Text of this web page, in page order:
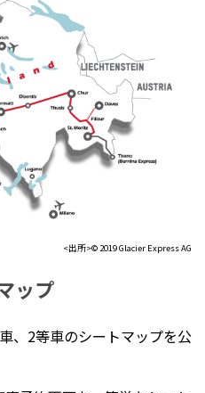
<出所>© 2019 Glacier Express AG
ップ
、2等車のシートマップを公